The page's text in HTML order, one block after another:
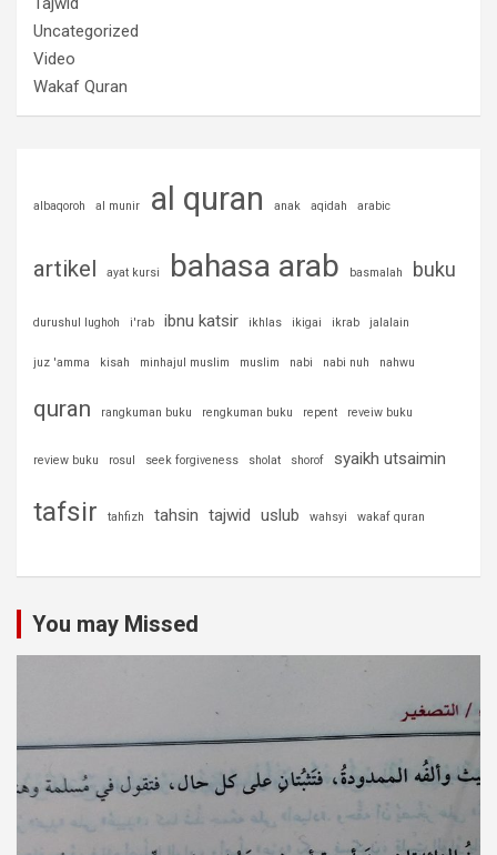
Uncategorized
Video
Wakaf Quran
albaqoroh al munir al quran anak aqidah arabic
artikel ayat kursi bahasa arab basmalah buku
durushul lughoh i'rab ibnu katsir ikhlas ikigai ikrab jalalain
juz 'amma kisah minhajul muslim muslim nabi nabi nuh nahwu
quran rangkuman buku rengkuman buku repent reveiw buku
review buku rosul seek forgiveness sholat shorof syaikh utsaimin
tafsir tahfizh tahsin tajwid uslub wahsyi wakaf quran
You may Missed